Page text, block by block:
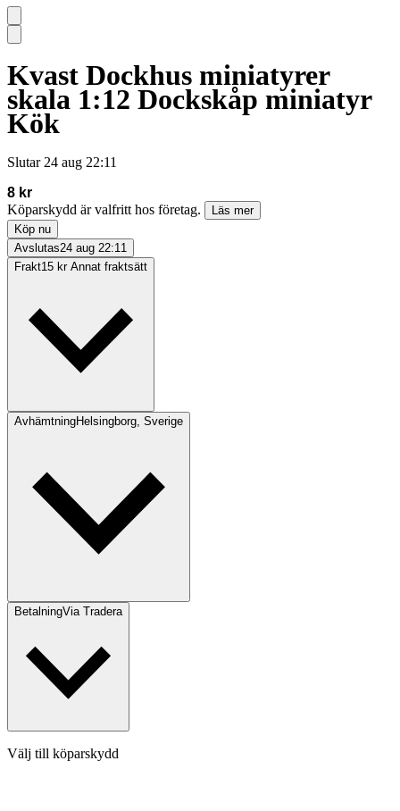
Kvast Dockhus miniatyrer
skala 1:12 Dockskåp miniatyr
Kök
Slutar 24 aug 22:11
8 kr
Köparskydd är valfritt hos företag.
Läs mer
Köp nu
Avslutas24 aug 22:11
Frakt15 kr Annat fraktsätt
AvhämtningHelsingborg, Sverige
BetalningVia Tradera
Välj till köparskydd